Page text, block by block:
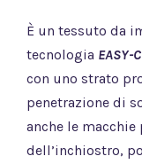
È un tessuto da
tecnologia EASY-
con uno strato
penetrazione di
anche le
dell’inchiostro,